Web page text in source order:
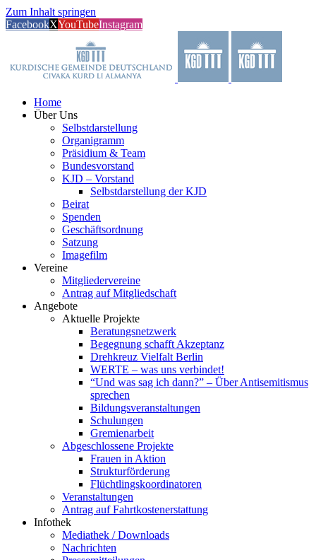
Zum Inhalt springen
FacebookXYouTubeInstagram
Home
Über Uns
Selbstdarstellung
Organigramm
Präsidium & Team
Bundesvorstand
KJD – Vorstand
Selbstdarstellung der KJD
Beirat
Spenden
Geschäftsordnung
Satzung
Imagefilm
Vereine
Mitgliedervereine
Antrag auf Mitgliedschaft
Angebote
Aktuelle Projekte
Beratungsnetzwerk
Begegnung schafft Akzeptanz
Drehkreuz Vielfalt Berlin
WERTE – was uns verbindet!
“Und was sag ich dann?” – Über Antisemitismus
sprechen
Bildungsveranstaltungen
Schulungen
Gremienarbeit
Abgeschlossene Projekte
Frauen in Aktion
Strukturförderung
Flüchtlingskoordinatoren
Veranstaltungen
Antrag auf Fahrtkostenerstattung
Infothek
Mediathek / Downloads
Nachrichten